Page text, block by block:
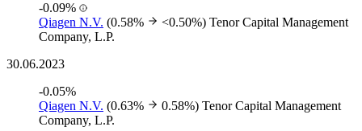
-0.09%
Qiagen N.V. (0.58% <0.50%) Tenor Capital Management
Company, L.P.
30.06.2023
-0.05%
Qiagen N.V. (0.63% 0.58%) Tenor Capital Management
Company, L.P.